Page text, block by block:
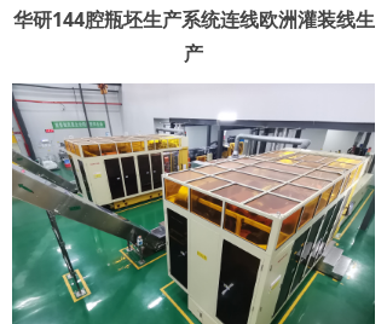
华研144腔瓶坯生产系统连线欧洲灌装线生
产